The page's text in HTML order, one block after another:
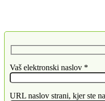
Vaš elektronski naslov *
URL naslov strani, kjer ste